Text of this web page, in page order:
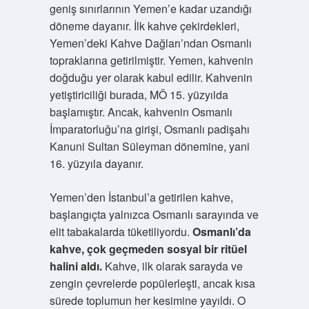
geniş sınırlarının Yemen’e kadar uzandığı
döneme dayanır. İlk kahve çekirdekleri,
Yemen’deki Kahve Dağları’ndan Osmanlı
topraklarına getirilmiştir. Yemen, kahvenin
doğduğu yer olarak kabul edilir. Kahvenin
yetiştiriciliği burada, MÖ 15. yüzyılda
başlamıştır. Ancak, kahvenin Osmanlı
İmparatorluğu’na girişi, Osmanlı padişahı
Kanuni Sultan Süleyman dönemine, yani
16. yüzyıla dayanır.
Yemen’den İstanbul’a getirilen kahve,
başlangıçta yalnızca Osmanlı sarayında ve
elit tabakalarda tüketiliyordu. Osmanlı’da
kahve, çok geçmeden sosyal bir ritüel
halini aldı.Kahve, ilk olarak sarayda ve
zengin çevrelerde popülerleşti, ancak kısa
sürede toplumun her kesimine yayıldı. O